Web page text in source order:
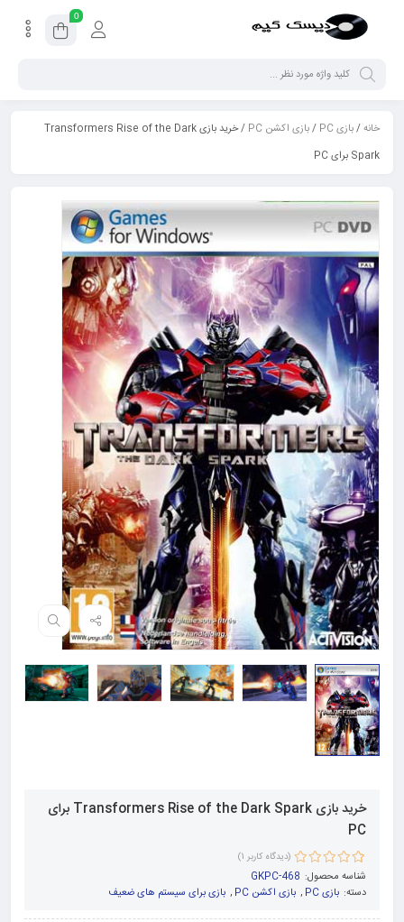
0
خانه/بازی PC /بازی اکشن PC
/ خرید بازی Transformers Rise of the Dark
Spark برای PC
خرید بازی Transformers Rise of the Dark Spark برای
PC
امتیاز5.00از
1
مشتری
(دیدگاه کاربر 1
)
شناسه محصول: GKPC-468
دسته: بازی PC , بازی اکشن PC , بازی برای سیستم های ضعیف